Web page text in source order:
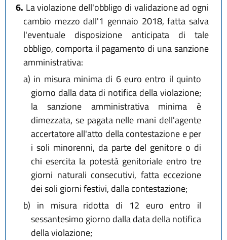
6. La violazione dell'obbligo di validazione ad ogni
cambio mezzo dall'1 gennaio 2018, fatta salva
l'eventuale disposizione anticipata di tale
obbligo, comporta il pagamento di una sanzione
amministrativa:
a) in misura minima di 6 euro entro il quinto
giorno dalla data di notifica della violazione;
la sanzione amministrativa minima è
dimezzata, se pagata nelle mani dell'agente
accertatore all'atto della contestazione e per
i soli minorenni, da parte del genitore o di
chi esercita la potestà genitoriale entro tre
giorni naturali consecutivi, fatta eccezione
dei soli giorni festivi, dalla contestazione;
b) in misura ridotta di 12 euro entro il
sessantesimo giorno dalla data della notifica
della violazione;